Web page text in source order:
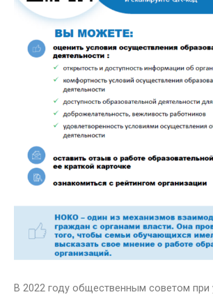
В 2022 году общественным советом при